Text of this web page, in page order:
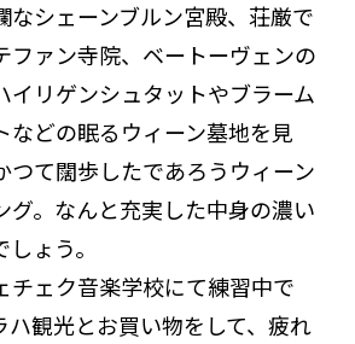
なシェーンブルン宮殿、荘厳で
ファン寺院、ベートーヴェンの
イリゲンシュタットやブラーム
などの眠るウィーン墓地を見
つて闊歩したであろうウィーン
グ。なんと充実した中身の濃い
ょう。
チェク音楽学校にて練習中で
ハ観光とお買い物をして、疲れ